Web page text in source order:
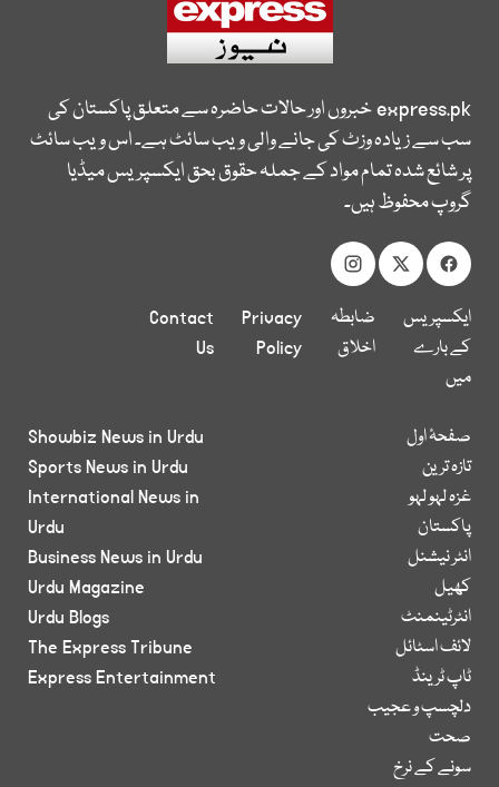
express.pkخبروں اور حالات حاضرہ سے متعلق پاکستان کی
سب سے زیادہ وزٹ کی جانے والی ویب سائٹ ہے۔ اس ویب سائٹ
پر شائع شدہ تمام مواد کے جملہ حقوق بحق ایکسپریس میڈیا
گروپ محفوظ ہیں۔
ایکسپریس
کے بارے
میں
ضابطہ
اخلاق
Privacy
Policy
Contact
Us
صفحۂ اول
تازہ ترین
غزہ لہو لہو
پاکستان
انٹر نیشنل
کھیل
انٹرٹینمنٹ
لائف اسٹائل
ٹاپ ٹرینڈ
دلچسپ و عجیب
صحت
سونے کے نرخ
Showbiz News in Urdu
Sports News in Urdu
International News in
Urdu
Business News in Urdu
Urdu Magazine
Urdu Blogs
The Express Tribune
Express Entertainment